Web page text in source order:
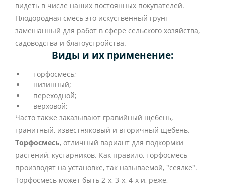
видеть в числе наших постоянных покупателей.
Плодородная смесь это искуственный грунт
замешанный для работ в сфере сельского хозяйства,
садоводства и благоустройства.
Виды и их применение:
торфосмесь;
низинный;
переходной;
верховой;
Часто также заказывают гравийный щебень,
гранитный, известняковый и вторичный щебень.
Торфосмесь, отличный вариант для подкормки
растений, кустарников. Как правило, торфосмесь
производят на установке, так называемой, "сеялке".
Торфосмесь может быть 2-х, 3-х, 4-х и, реже,